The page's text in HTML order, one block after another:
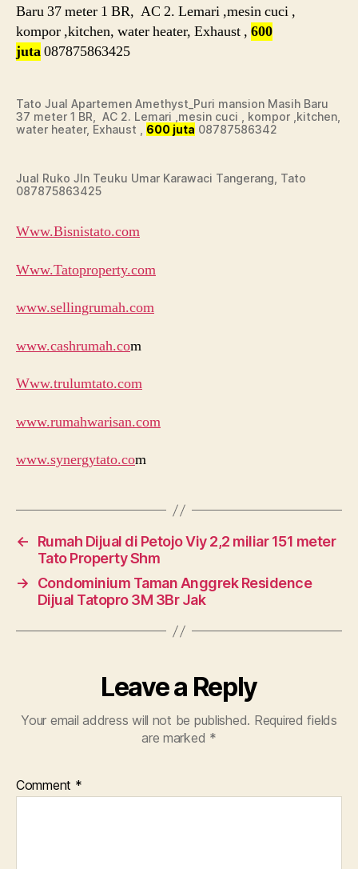
Baru 37 meter 1 BR, AC 2. Lemari ,mesin cuci ,
kompor ,kitchen, water heater, Exhaust , 600
juta087875863425
Tato Jual Apartemen Amethyst_Puri mansion Masih Baru
37 meter 1 BR, AC 2. Lemari ,mesin cuci , kompor ,kitchen,
water heater, Exhaust , 600 juta 08787586342
Jual Ruko Jln Teuku Umar Karawaci Tangerang, Tato
087875863425
Www.Bisnistato.com
Www.Tatoproperty.com
www.sellingrumah.com
www.cashrumah.com
Www.trulumtato.com
www.rumahwarisan.com
www.synergytato.com
←
Rumah Dijual di Petojo Viy 2,2 miliar 151 meter
Tato Property Shm
→
Condominium Taman Anggrek Residence
Dijual Tatopro 3M 3Br Jak
Leave a Reply
Your email address will not be published. Required fields
are marked *
Comment *